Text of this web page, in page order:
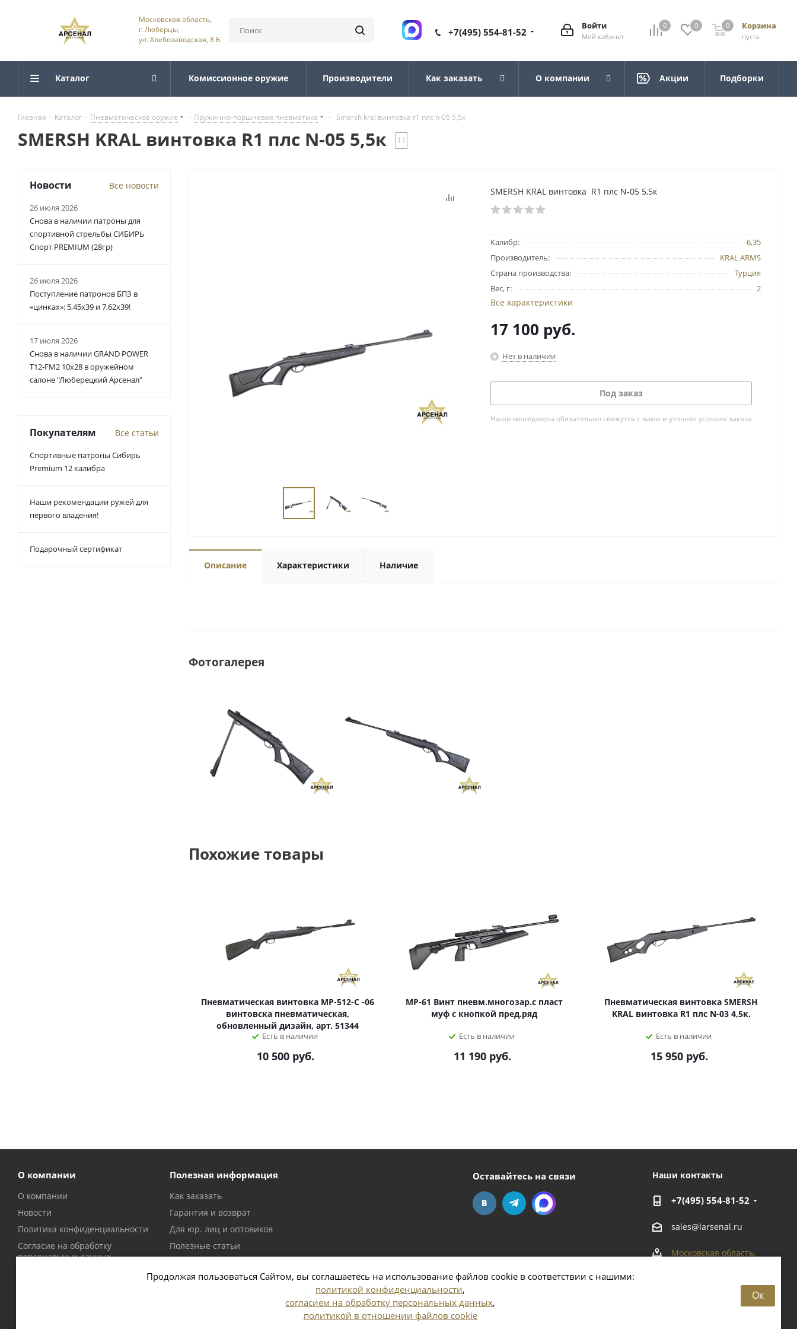
Продолжая пользоваться Сайтом, вы соглашаетесь на использование файлов cookie в соответствии с нашими:
политикой конфиденциальности,
согласием на обработку персональных данных,
политикой в отношении файлов cookie
Ок
Московская область,
г. Люберцы,
ул. Хлебозаводская, 8 Б
0 0 Корзина
пуста
0
Войти
Мой кабинет
+7(495) 554-81-52
Каталог Комиссионное оружие Производители Как заказать О компании Акции Подборки
Главная - Каталог - Пневматическое оружие - Пружинно-поршневая пневматика - Smersh kral винтовка r1 плс n-05 5,5к
SMERSH KRAL винтовка R1 плс N-05 5,5к 17
SMERSH KRAL винтовка R1 плс N-05 5,5к
Калибр:
6,35
Производитель:
KRAL ARMS
Страна производства:
Турция
Вес, г:
2
Все характеристики
17 100 руб.
Нет в наличии
Под заказ
Наши менеджеры обязательно свяжутся с вами и уточнят условия заказа
Описание Характеристики Наличие
Фотогалерея
Похожие товары
Пневматическая винтовка МР-512-С -06
винтовска пневматическая,
обновленный дизайн, арт. 51344
Есть в наличии
10 500руб.
МР-61 Винт пневм.многозар.с пласт
муф с кнопкой пред.ряд
Есть в наличии
11 190руб.
Пневматическая винтовка SMERSH
KRAL винтовка R1 плс N-03 4,5к.
Есть в наличии
15 950руб.
Новости Все новости
26 июля 2026
Снова в наличии патроны для
спортивной стрельбы СИБИРЬ
Спорт PREMIUM (28гр)
26 июля 2026
Поступление патронов БПЗ в
«цинках»: 5,45х39 и 7,62х39!
17 июля 2026
Снова в наличии GRAND POWER
T12-FM2 10x28 в оружейном
салоне "Люберецкий Арсенал"
Покупателям Все статьи
Спортивные патроны Сибирь
Premium 12 калибра
Наши рекомендации ружей для
первого владения!
Подарочный сертификат
О компании
О компании
Новости
Политика конфиденциальности
Согласие на обработку
персональных данных
Полезная информация
Как заказать
Гарантия и возврат
Для юр. лиц и оптовиков
Полезные статьи
Оставайтесь на связи Наши контакты
+7(495) 554-81-52
sales@larsenal.ru
Московская область,